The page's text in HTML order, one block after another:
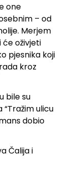
one
– od
Merjem
će oživjeti
pjesnika koji
kroz
bile su
“Tražim ulicu
dobio
Čalija i